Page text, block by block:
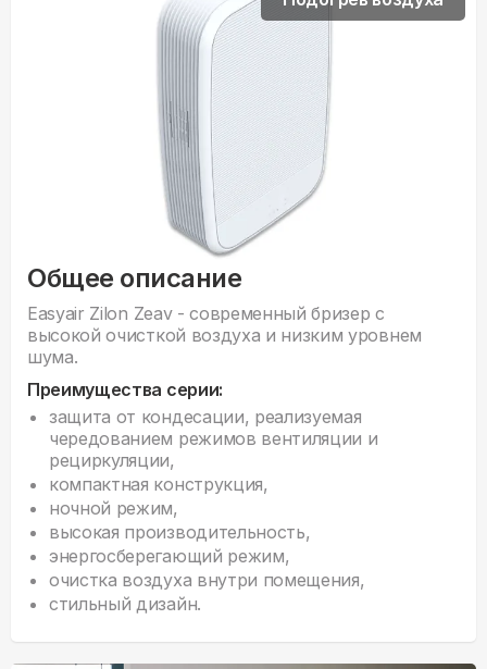
Общее описание
Easyair Zilon Zeav - современный бризер с
высокой очисткой воздуха и низким уровнем
шума.
Преимущества серии:
защита от кондесации, реализуемая
чередованием режимов вентиляции и
рециркуляции,
компактная конструкция,
ночной режим,
высокая производительность,
энергосберегающий режим,
очистка воздуха внутри помещения,
стильный дизайн.